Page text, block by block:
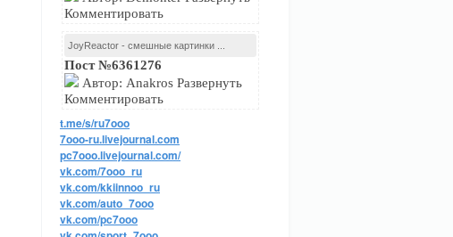
Комментировать
JoyReactor - смешные картинки ...
Пост №6361276
Автор: Anakros Развернуть
Комментировать
t.me/s/ru7ooo
7ooo-ru.livejournal.com
pc7ooo.livejournal.com/
vk.com/7ooo_ru
vk.com/kkiinnoo_ru
vk.com/auto_7ooo
vk.com/pc7ooo